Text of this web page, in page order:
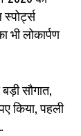
भी लोकार्पण
सौगात,
किया, पहली